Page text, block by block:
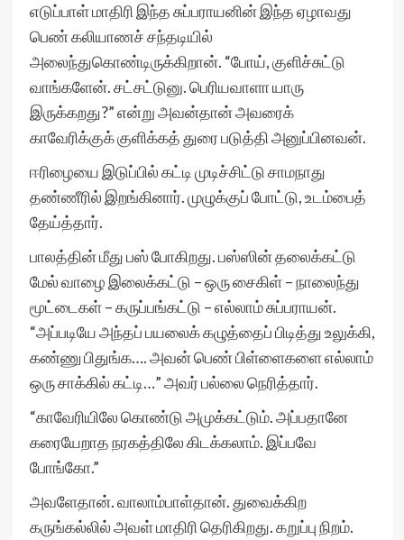
எடுப்பாள் மாதிரி இந்த சுப்பராயனின் இந்த ஏழாவது
பெண் கலியாணச் சந்தடியில்
அலைந்துகொண்டிருக்கிறான். “போய், குளிச்சுட்டு
வாங்களேன். சட்சட்டுனு. பெரியவாளா யாரு
இருக்கறது?” என்று அவன்தான் அவரைக்
காவேரிக்குக் குளிக்கத் துரை படுத்தி அனுப்பினவன்.
ஈரிழையை இடுப்பில் கட்டி முடிச்சிட்டு சாமநாது
தண்ணீரில் இறங்கினார். முழுக்குப் போட்டு, உடம்பைத்
தேய்த்தார்.
பாலத்தின் மீது பஸ் போகிறது. பஸ்ஸின் தலைக்கட்டு
மேல் வாழை இலைக்கட்டு – ஒரு சைகிள் – நாலைந்து
மூட்டைகள் – கருப்பங்கட்டு – எல்லாம் சுப்பராயன்.
“அப்படியே அந்தப் பயலைக் கழுத்தைப் பிடித்து உலுக்கி,
கண்ணு பிதுங்க…. அவன் பெண் பிள்ளைகளை எல்லாம்
ஒரு சாக்கில் கட்டி…” அவர் பல்லை நெரித்தார்.
“காவேரியிலே கொண்டு அமுக்கட்டும். அப்பதானே
கரையேறாத நரகத்திலே கிடக்கலாம். இப்பவே
போங்கோ.”
அவளேதான். வாலாம்பாள்தான். துவைக்கிற
கருங்கல்லில் அவள் மாதிரி தெரிகிறது. கறுப்பு நிறம்.